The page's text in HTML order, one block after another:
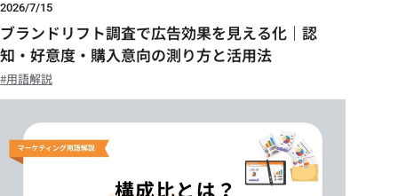
2026/7/15
ブランドリフト調査で広告効果を見える化｜認
知・好意度・購入意向の測り方と活用法
用語解説